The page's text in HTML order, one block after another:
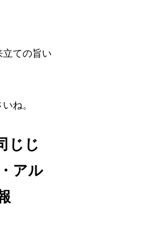
ての旨い
ね。
じじ
アル